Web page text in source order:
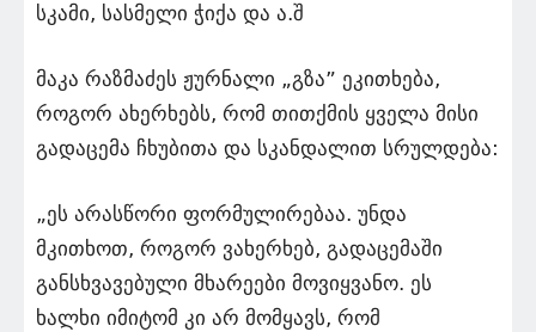
სკამი, სასმელი ჭიქა და ა.შ
მაკა რაზმაძეს ჟურნალი „გზა” ეკითხება,
როგორ ახერხებს, რომ თითქმის ყველა მისი
გადაცემა ჩხუბითა და სკანდალით სრულდება:
„ეს არასწორი ფორმულირებაა. უნდა
მკითხოთ, როგორ ვახერხებ, გადაცემაში
განსხვავებული მხარეები მოვიყვანო. ეს
ხალხი იმიტომ კი არ მომყავს, რომ